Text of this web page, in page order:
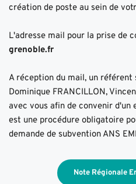
création de poste au sein de
L'adresse mail pour la prise de
grenoble.fr
A réception du mail, un
Dominique FRANCILLON,
avec vous afin de convenir
est une procédure obligatoire
demande de subvention ANS
Note Régionale